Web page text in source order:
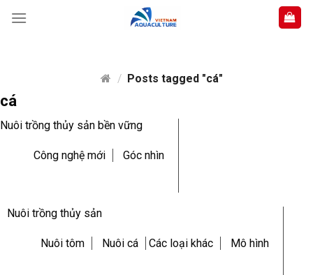
/ Posts tagged "cá"
cá
Nuôi trồng thủy sản bền vững
Công nghệ mới Góc nhìn
Nuôi trồng thủy sản
Nuôi tôm Nuôi cá Các loại khác Mô hình